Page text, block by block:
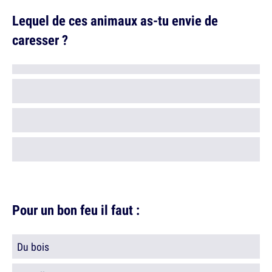
Lequel de ces animaux as-tu envie de
caresser ?
Pour un bon feu il faut :
Du bois